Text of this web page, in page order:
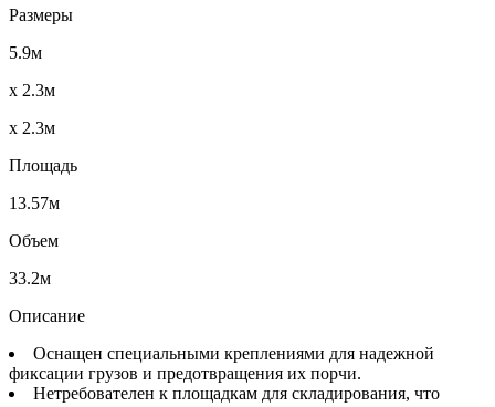
Размеры
5.9м
x 2.3м
x 2.3м
Площадь
13.57м
Объем
33.2м
Описание
Оснащен специальными креплениями для надежной
фиксации грузов и предотвращения их порчи.
Нетребователен к площадкам для складирования, что